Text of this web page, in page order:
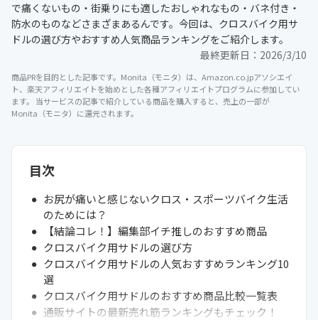
で痛くないもの・街乗りにも適したおしゃれなもの・バネ付き・
防水のものなどさまざまあるんです。今回は、クロスバイク用サ
ドルの選び方やおすすめ人気商品ランキングをご紹介します。
最終更新日： 2026/3/10
商品PRを目的とした記事です。Monita（モニタ）は、Amazon.co.jpアソシエイ
ト、楽天アフィリエイトを始めとした各種アフィリエイトプログラムに参加してい
ます。 当サービスの記事で紹介している商品を購入すると、売上の一部が
Monita（モニタ）に還元されます。
目次
お尻が痛いと感じないクロス・スポーツバイク生活
のためには？
【結論コレ！】編集部イチ推しのおすすめ商品
クロスバイク用サドルの選び方
クロスバイク用サドルの人気おすすめランキング10
選
クロスバイク用サドルのおすすめ商品比較一覧表
通販サイトの最新売れ筋ランキングもチェック！